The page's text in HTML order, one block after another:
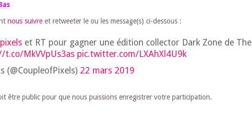
nous suivre et retweeter le ou les message(s) ci-dessous :
et RT pour gagner une édition collector Dark Zone de The
t.co/MkVVpUs3as pic.twitter.com/LXAhXl4U9k
(@CoupleofPixels) 22 mars 2019
être public pour que nous puissions enregistrer votre participation.